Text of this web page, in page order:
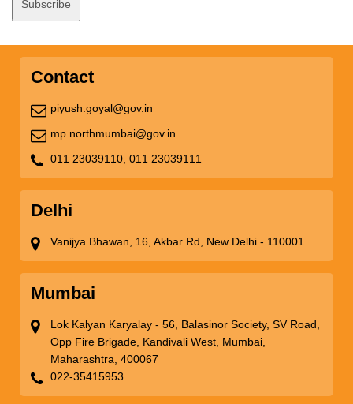
Contact
piyush.goyal@gov.in
mp.northmumbai@gov.in
011 23039110, 011 23039111
Delhi
Vanijya Bhawan, 16, Akbar Rd, New Delhi - 110001
Mumbai
Lok Kalyan Karyalay - 56, Balasinor Society, SV Road,
Opp Fire Brigade, Kandivali West, Mumbai,
Maharashtra, 400067
022-35415953